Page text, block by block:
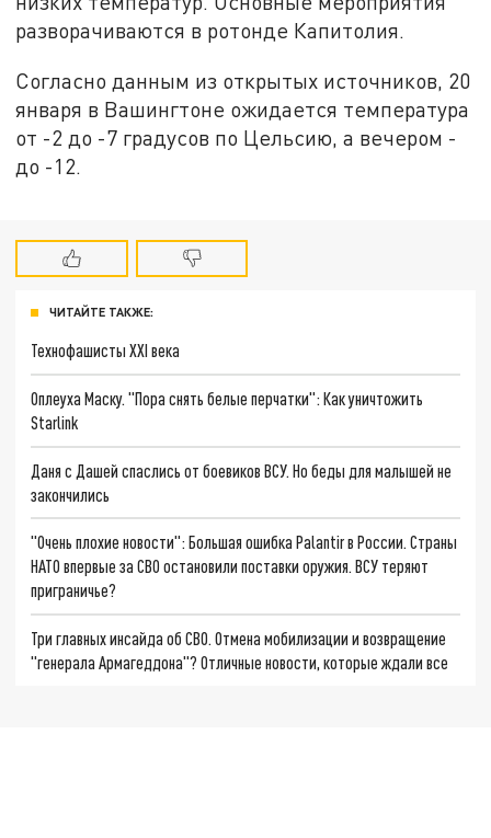
разворачиваются в ротонде Капитолия.
Согласно данным из открытых источников, 20
января в Вашингтоне ожидается температура
от -2 до -7 градусов по Цельсию, а вечером -
до -12.
ЧИТАЙТЕ ТАКЖЕ:
Технофашисты XXI века
Оплеуха Маску. "Пора снять белые перчатки": Как уничтожить
Starlink
Даня с Дашей спаслись от боевиков ВСУ. Но беды для малышей не
закончились
"Очень плохие новости": Большая ошибка Palantir в России. Страны
НАТО впервые за СВО остановили поставки оружия. ВСУ теряют
приграничье?
Три главных инсайда об СВО. Отмена мобилизации и возвращение
"генерала Армагеддона"? Отличные новости, которые ждали все